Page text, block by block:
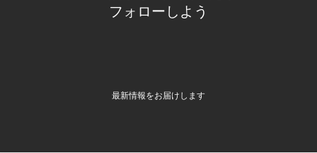
フォローしよう
最新情報をお届けします